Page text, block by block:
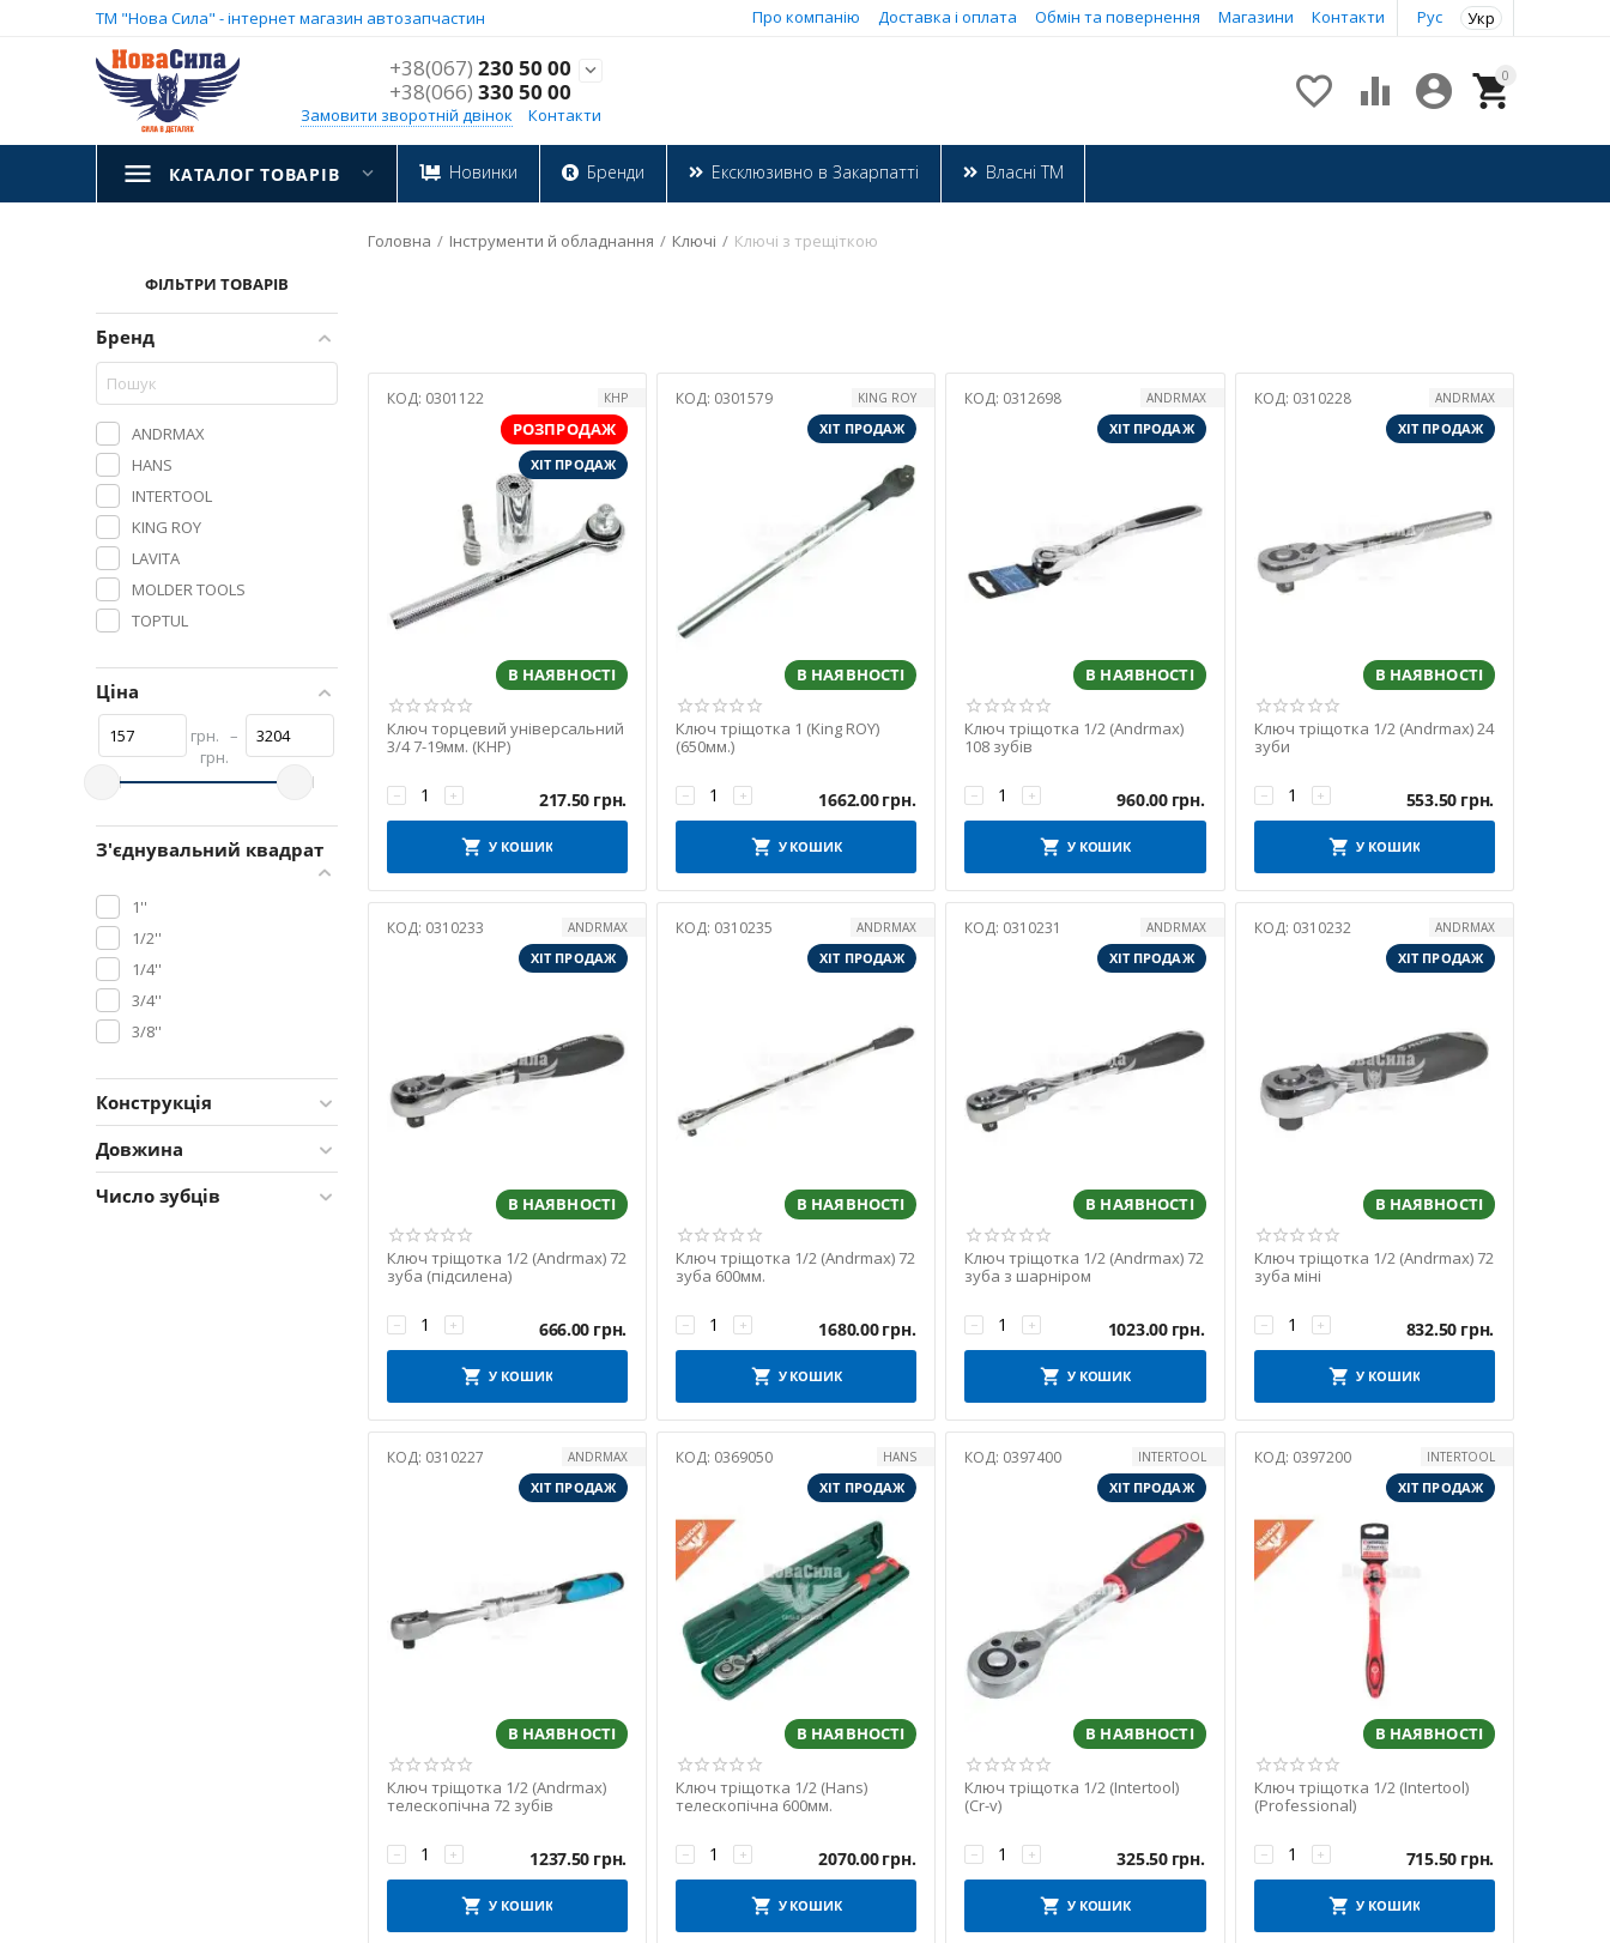
ТМ "Нова Сила" - інтернет магазин автозапчастин Рус Укр
Про компанію Доставка і оплата Обмін та повернення Магазини Контакти
+38(067) 230 50 00
+38(066) 330 50 00

Замовити зворотній двінок Контакти
0


 
КАТАЛОГ ТОВАРІВ Новинки Бренди Ексклюзивно в Закарпатті Власні ТМ
ФІЛЬТРИ ТОВАРІВ
Бренд
ANDRMAX
HANS
INTERTOOL
KING ROY
LAVITA
MOLDER TOOLS
TOPTUL
Ціна
грн. –
грн.
З'єднувальний квадрат
1''
1/2''
1/4''
3/4''
3/8''
Конструкція
Довжина
Число зубців
Головна / Інструменти й обладнання / Ключі / Ключі з трещіткою
КОД: 0301122 КНР
РОЗПРОДАЖ
ХІТ ПРОДАЖ
В НАЯВНОСТІ
Ключ торцевий універсальний
3/4 7-19мм. (КНР)
+
− 217.50 грн.
У КОШИК
КОД: 0301579
KING ROY
ХІТ ПРОДАЖ
В НАЯВНОСТІ
Ключ тріщотка 1 (King ROY)
(650мм.)
+
− 1662.00грн.
У КОШИК
КОД: 0312698
ANDRMAX
ХІТ ПРОДАЖ
В НАЯВНОСТІ
Ключ тріщотка 1/2 (Andrmax)
108 зубів
+
− 960.00 грн.
У КОШИК
КОД: 0310228
ANDRMAX
ХІТ ПРОДАЖ
В НАЯВНОСТІ
Ключ тріщотка 1/2 (Andrmax) 24
зуби
+
− 553.50 грн.
У КОШИК
КОД: 0310233
ANDRMAX
ХІТ ПРОДАЖ
В НАЯВНОСТІ
Ключ тріщотка 1/2 (Andrmax) 72
зуба (підсилена)
+
− 666.00 грн.
У КОШИК
КОД: 0310235
ANDRMAX
ХІТ ПРОДАЖ
В НАЯВНОСТІ
Ключ тріщотка 1/2 (Andrmax) 72
зуба 600мм.
+
− 1680.00грн.
У КОШИК
КОД: 0310231
ANDRMAX
ХІТ ПРОДАЖ
В НАЯВНОСТІ
Ключ тріщотка 1/2 (Andrmax) 72
зуба з шарніром
+
− 1023.00 грн.
У КОШИК
КОД: 0310232
ANDRMAX
ХІТ ПРОДАЖ
В НАЯВНОСТІ
Ключ тріщотка 1/2 (Andrmax) 72
зуба міні
+
− 832.50 грн.
У КОШИК
КОД: 0310227
ANDRMAX
ХІТ ПРОДАЖ
В НАЯВНОСТІ
Ключ тріщотка 1/2 (Andrmax)
телескопічна 72 зубів
+
− 1237.50 грн.
У КОШИК
КОД: 0369050
HANS
ХІТ ПРОДАЖ
В НАЯВНОСТІ
Ключ тріщотка 1/2 (Hans)
телескопічна 600мм.
+
− 2070.00грн.
У КОШИК
КОД: 0397400
INTERTOOL
ХІТ ПРОДАЖ
В НАЯВНОСТІ
Ключ тріщотка 1/2 (Intertool)
(Cr-v)
+
− 325.50 грн.
У КОШИК
КОД: 0397200
INTERTOOL
ХІТ ПРОДАЖ
В НАЯВНОСТІ
Ключ тріщотка 1/2 (Intertool)
(Professional)
+
− 715.50 грн.
У КОШИК